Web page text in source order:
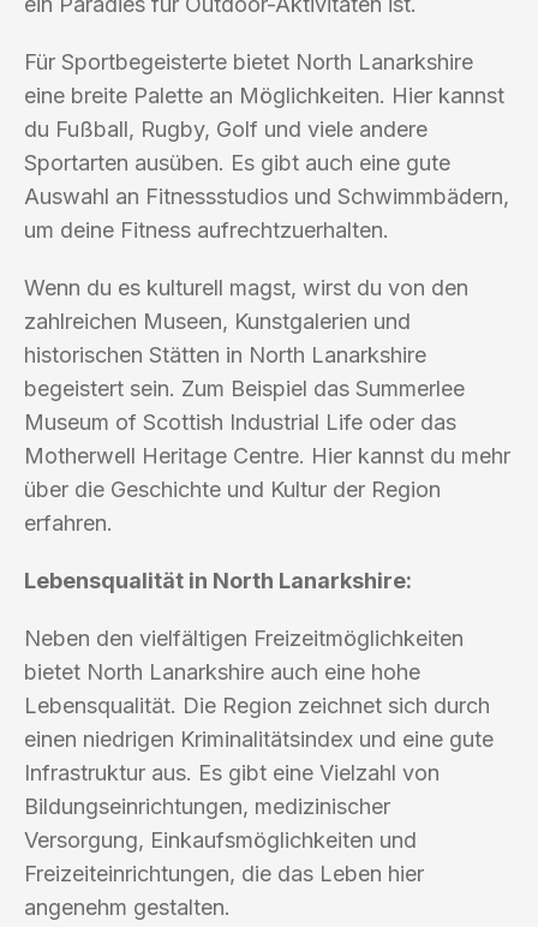
Für Sportbegeisterte bietet North Lanarkshire
eine breite Palette an Möglichkeiten. Hier kannst
du Fußball, Rugby, Golf und viele andere
Sportarten ausüben. Es gibt auch eine gute
Auswahl an Fitnessstudios und Schwimmbädern,
um deine Fitness aufrechtzuerhalten.
Wenn du es kulturell magst, wirst du von den
zahlreichen Museen, Kunstgalerien und
historischen Stätten in North Lanarkshire
begeistert sein. Zum Beispiel das Summerlee
Museum of Scottish Industrial Life oder das
Motherwell Heritage Centre. Hier kannst du mehr
über die Geschichte und Kultur der Region
erfahren.
Lebensqualität in North Lanarkshire:
Neben den vielfältigen Freizeitmöglichkeiten
bietet North Lanarkshire auch eine hohe
Lebensqualität. Die Region zeichnet sich durch
einen niedrigen Kriminalitätsindex und eine gute
Infrastruktur aus. Es gibt eine Vielzahl von
Bildungseinrichtungen, medizinischer
Versorgung, Einkaufsmöglichkeiten und
Freizeiteinrichtungen, die das Leben hier
angenehm gestalten.